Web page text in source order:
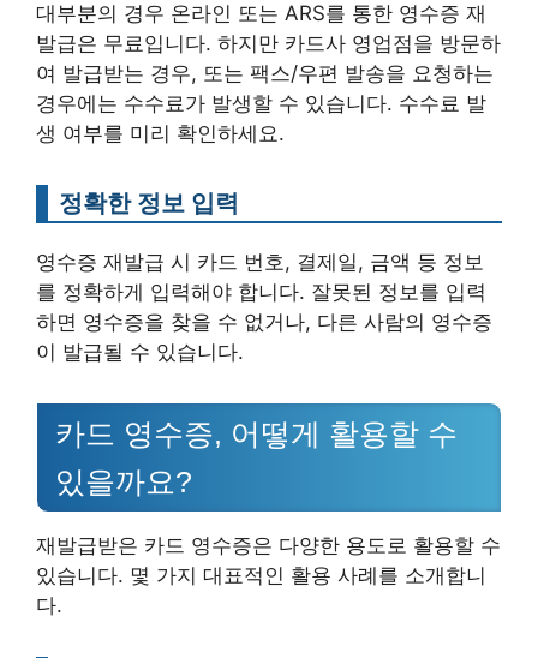
대부분의 경우 온라인 또는 ARS를 통한 영수증 재
발급은 무료입니다. 하지만 카드사 영업점을 방문하
여 발급받는 경우, 또는 팩스/우편 발송을 요청하는
경우에는 수수료가 발생할 수 있습니다. 수수료 발
생 여부를 미리 확인하세요.
정확한 정보 입력
영수증 재발급 시 카드 번호, 결제일, 금액 등 정보
를 정확하게 입력해야 합니다. 잘못된 정보를 입력
하면 영수증을 찾을 수 없거나, 다른 사람의 영수증
이 발급될 수 있습니다.
카드 영수증, 어떻게 활용할 수
있을까요?
재발급받은 카드 영수증은 다양한 용도로 활용할 수
있습니다. 몇 가지 대표적인 활용 사례를 소개합니
다.